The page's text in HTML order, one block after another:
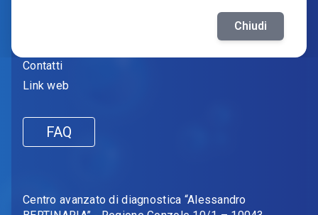
Chiudi
Contatti
Link web
FAQ
Centro avanzato di diagnostica “Alessandro